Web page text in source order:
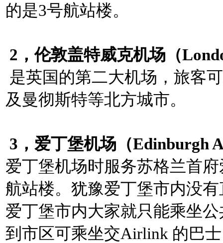
的是3号航站楼。
2，伦敦盖特威克机场（
是英国的第二大机场，旅客
及曼彻斯特等北方城市。
3，爱丁堡机场（Edinburgh
爱丁堡机场时服务苏格兰首
航站楼。犹豫爱丁堡市内没
爱丁堡市内大家就只能乘坐
到市区可乘坐交Airlink 的巴